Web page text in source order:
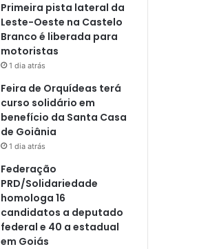
Primeira pista lateral da
Leste-Oeste na Castelo
Branco é liberada para
motoristas
1 dia atrás
Feira de Orquídeas terá
curso solidário em
benefício da Santa Casa
de Goiânia
1 dia atrás
Federação
PRD/Solidariedade
homologa 16
candidatos a deputado
federal e 40 a estadual
em Goiás